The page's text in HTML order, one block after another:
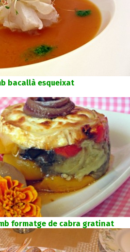
bacallà esqueixat
formatge de cabra gratinat